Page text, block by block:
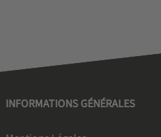
INFORMATIONS GÉNÉRALES